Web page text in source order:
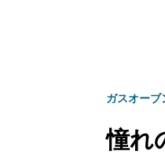
ガスオーブ
憧れ